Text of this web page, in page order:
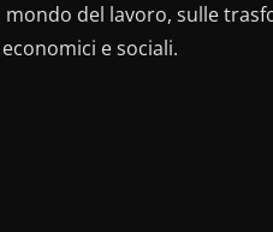
mondo del lavoro, sulle
e sociali.